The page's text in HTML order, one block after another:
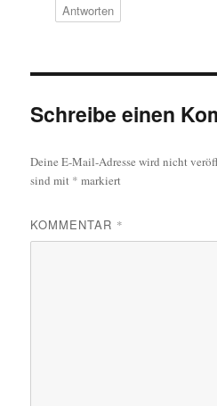
Antworten
Schreibe einen
Deine E-Mail-Adresse wird nicht
sind mit * markiert
KOMMENTAR *